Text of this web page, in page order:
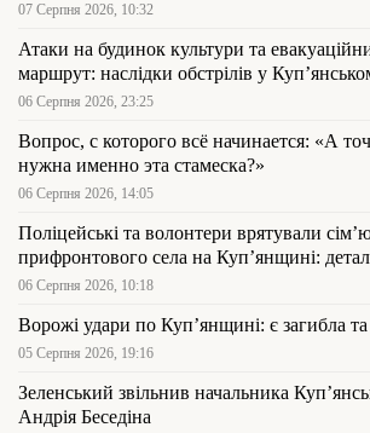
07 Серпня 2026, 10:32
Атаки на будинок культури та
маршрут: наслідки обстрілів у
06 Серпня 2026, 23:25
Вопрос, с которого всё начинается: «А
нужна именно эта стамеска?»
06 Серпня 2026, 14:05
Поліцейські та волонтери врятували
прифронтового села на Куп’янщині:
06 Серпня 2026, 10:18
Ворожі удари по Куп’янщині: є загибла та
05 Серпня 2026, 19:16
Зеленський звільнив начальника
Андрія Беседіна